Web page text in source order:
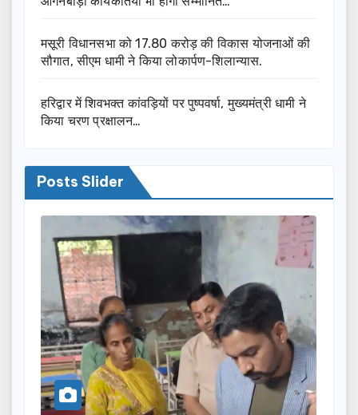
मसूरी विधानसभा को 17.80 करोड़ की विकास योजनाओं की
सौगात, सीएम धामी ने किया लोकार्पण-शिलान्यास.
हरिद्वार में शिवभक्त कांवड़ियों पर पुष्पवर्षा, मुख्यमंत्री धामी ने
किया चरण प्रक्षालन…
Posts Slider